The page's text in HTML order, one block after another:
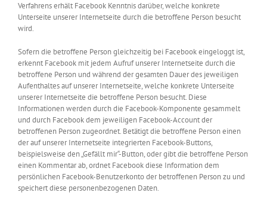
Verfahrens erhält Facebook Kenntnis darüber, welche konkrete
Unterseite unserer Internetseite durch die betroffene Person besucht
wird.
Sofern die betroffene Person gleichzeitig bei Facebook eingeloggt ist,
erkennt Facebook mit jedem Aufruf unserer Internetseite durch die
betroffene Person und während der gesamten Dauer des jeweiligen
Aufenthaltes auf unserer Internetseite, welche konkrete Unterseite
unserer Internetseite die betroffene Person besucht. Diese
Informationen werden durch die Facebook-Komponente gesammelt
und durch Facebook dem jeweiligen Facebook-Account der
betroffenen Person zugeordnet. Betätigt die betroffene Person einen
der auf unserer Internetseite integrierten Facebook-Buttons,
beispielsweise den „Gefällt mir“-Button, oder gibt die betroffene Person
einen Kommentar ab, ordnet Facebook diese Information dem
persönlichen Facebook-Benutzerkonto der betroffenen Person zu und
speichert diese personenbezogenen Daten.